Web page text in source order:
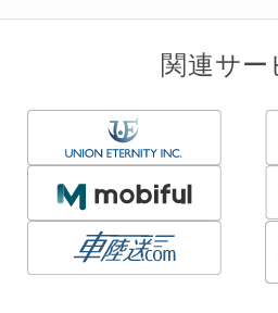
関連サー